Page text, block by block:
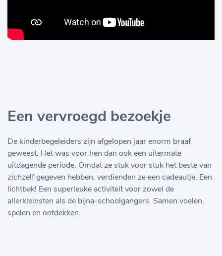
Een vervroegd bezoekje
De kinderbegeleiders zijn afgelopen jaar enorm braaf
geweest. Het was voor hen dan ook een uitermate
uitdagende periode. Omdat ze stuk voor stuk het beste van
zichzelf gegeven hebben, verdienden ze een cadeautje: Een
lichtbak! Een superleuke activiteit voor zowel de
allerkleinsten als de bijna-schoolgangers. Samen voelen,
spelen en ontdekken.